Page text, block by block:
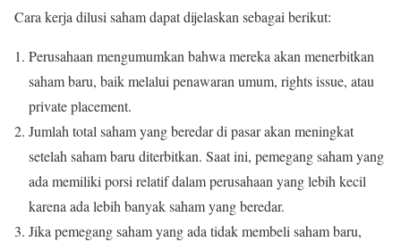
Cara kerja dilusi saham dapat dijelaskan sebagai berikut:
Perusahaan mengumumkan bahwa mereka akan menerbitkan
saham baru, baik melalui penawaran umum, rights issue, atau
private placement.
Jumlah total saham yang beredar di pasar akan meningkat
setelah saham baru diterbitkan. Saat ini, pemegang saham yang
ada memiliki porsi relatif dalam perusahaan yang lebih kecil
karena ada lebih banyak saham yang beredar.
Jika pemegang saham yang ada tidak membeli saham baru,